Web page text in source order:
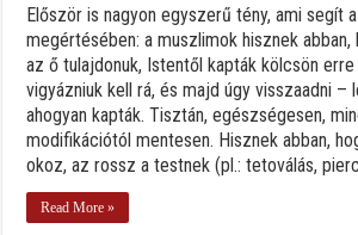
Először is nagyon egyszerű tény, ami segít
megértésében: a muszlimok hisznek abban,
az ő tulajdonuk, Istentől kapták kölcsön
vigyázniuk kell rá, és majd úgy visszaadni –
ahogyan kapták. Tisztán, egészségesen,
modifikációtól mentesen. Hisznek abban,
okoz, az rossz a testnek (pl.: tetoválás,
Read More »